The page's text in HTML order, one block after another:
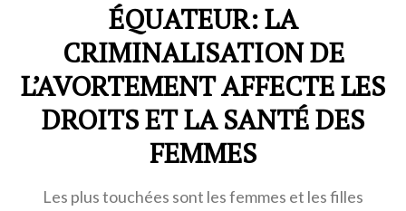
ÉQUATEUR: LA
CRIMINALISATION DE
L’AVORTEMENT AFFECTE LES
DROITS ET LA SANTÉ DES
FEMMES
Les plus touchées sont les femmes et les filles